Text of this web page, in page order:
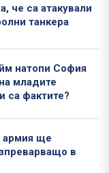
че са атакували
танкера
натопи София
младите
са фактите?
армия ще
в